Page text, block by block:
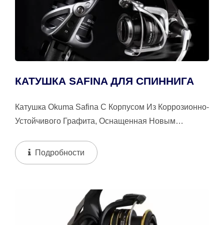
КАТУШКА SAFINA ДЛЯ СПИННИГА
Катушка Okuma Safina С Корпусом Из Коррозионно-
Устойчивого Графита, Оснащенная Новым
Подробности